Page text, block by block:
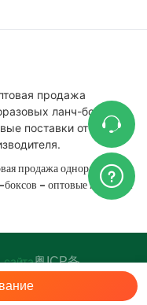
продажа одноразовых
- оптовые поставки
粤ICP备